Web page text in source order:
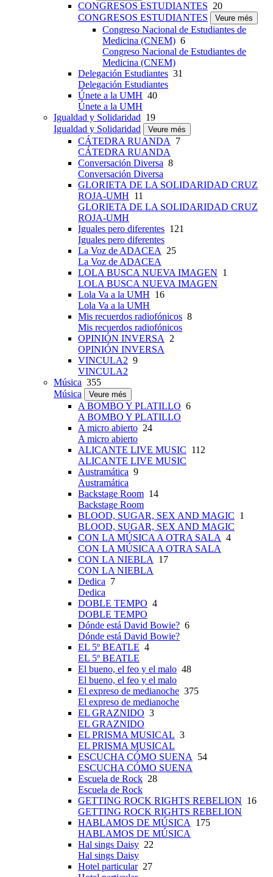
CONGRESOS ESTUDIANTES 20
CONGRESOS ESTUDIANTES
Veure més
Congreso Nacional de Estudiantes de
Medicina (CNEM) 6
Congreso Nacional de Estudiantes de
Medicina (CNEM)
Delegación Estudiantes 31
Delegación Estudiantes
Únete a la UMH 40
Únete a la UMH
Igualdad y Solidaridad 19
Igualdad y Solidaridad
Veure més
CÁTEDRA RUANDA
7
CÁTEDRA RUANDA
Conversación Diversa 8
Conversación Diversa
GLORIETA DE LA SOLIDARIDAD CRUZ
ROJA-UMH 11
GLORIETA DE LA SOLIDARIDAD CRUZ
ROJA-UMH
Iguales pero diferentes 121
Iguales pero diferentes
La Voz de ADACEA
25
La Voz de ADACEA
LOLA BUSCA NUEVA IMAGEN 1
LOLA BUSCA NUEVA IMAGEN
Lola Va a la UMH 16
Lola Va a la UMH
Mis recuerdos radiofónicos 8
Mis recuerdos radiofónicos
OPINIÓN INVERSA
2
OPINIÓN INVERSA
VINCULA2 9
VINCULA2
Música 355
Música
Veure més
A BOMBO Y PLATILLO 6
A BOMBO Y PLATILLO
A micro abierto 24
A micro abierto
ALICANTE LIVE MUSIC 112
ALICANTE LIVE MUSIC
Austramática 9
Austramática
Backstage Room 14
Backstage Room
BLOOD, SUGAR, SEX AND MAGIC 1
BLOOD, SUGAR, SEX AND MAGIC
CON LA MÚSICA A OTRA SALA 4
CON LA MÚSICA A OTRA SALA
CON LA NIEBLA
17
CON LA NIEBLA
Dedica 7
Dedica
DOBLE TEMPO 4
DOBLE TEMPO
Dónde está David Bowie? 6
Dónde está David Bowie?
EL 5º BEATLE 4
EL 5º BEATLE
El bueno, el feo y el malo 48
El bueno, el feo y el malo
El expreso de medianoche 375
El expreso de medianoche
EL GRAZNIDO 3
EL GRAZNIDO
EL PRISMA MUSICAL 3
EL PRISMA MUSICAL
ESCUCHA CÓMO SUENA
54
ESCUCHA CÓMO SUENA
Escuela de Rock 28
Escuela de Rock
GETTING ROCK RIGHTS REBELION 16
GETTING ROCK RIGHTS REBELION
HABLAMOS DE MÚSICA
175
HABLAMOS DE MÚSICA
Hal sings Daisy 22
Hal sings Daisy
Hotel particular27